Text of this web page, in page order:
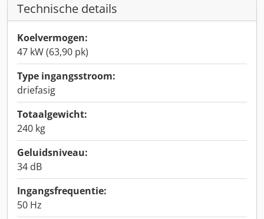
Technische details
Koelvermogen:
47 kW (63,90 pk)
Type ingangsstroom:
driefasig
Totaalgewicht:
240 kg
Geluidsniveau:
34 dB
Ingangsfrequentie:
50 Hz